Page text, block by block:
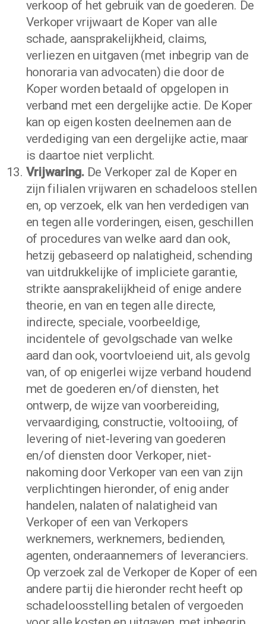
verkoop of het gebruik van de goederen. De
Verkoper vrijwaart de Koper van alle
schade, aansprakelijkheid, claims,
verliezen en uitgaven (met inbegrip van de
honoraria van advocaten) die door de
Koper worden betaald of opgelopen in
verband met een dergelijke actie. De Koper
kan op eigen kosten deelnemen aan de
verdediging van een dergelijke actie, maar
is daartoe niet verplicht.
Vrijwaring. De Verkoper zal de Koper en
zijn filialen vrijwaren en schadeloos stellen
en, op verzoek, elk van hen verdedigen van
en tegen alle vorderingen, eisen, geschillen
of procedures van welke aard dan ook,
hetzij gebaseerd op nalatigheid, schending
van uitdrukkelijke of impliciete garantie,
strikte aansprakelijkheid of enige andere
theorie, en van en tegen alle directe,
indirecte, speciale, voorbeeldige,
incidentele of gevolgschade van welke
aard dan ook, voortvloeiend uit, als gevolg
van, of op enigerlei wijze verband houdend
met de goederen en/of diensten, het
ontwerp, de wijze van voorbereiding,
vervaardiging, constructie, voltooiing, of
levering of niet-levering van goederen
en/of diensten door Verkoper, niet-
nakoming door Verkoper van een van zijn
verplichtingen hieronder, of enig ander
handelen, nalaten of nalatigheid van
Verkoper of een van Verkopers
werknemers, werknemers, bedienden,
agenten, onderaannemers of leveranciers.
Op verzoek zal de Verkoper de Koper of een
andere partij die hieronder recht heeft op
schadeloosstelling betalen of vergoeden